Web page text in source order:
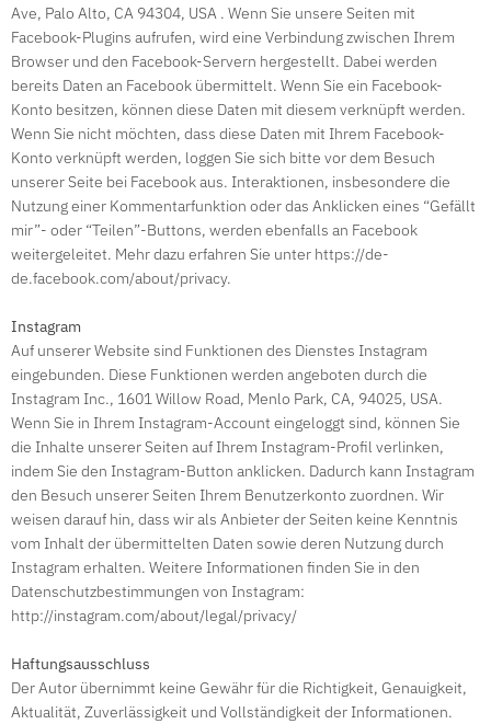
Ave, Palo Alto, CA 94304, USA . Wenn Sie unsere Seiten mit
Facebook-Plugins aufrufen, wird eine Verbindung zwischen Ihrem
Browser und den Facebook-Servern hergestellt. Dabei werden
bereits Daten an Facebook übermittelt. Wenn Sie ein Facebook-
Konto besitzen, können diese Daten mit diesem verknüpft werden.
Wenn Sie nicht möchten, dass diese Daten mit Ihrem Facebook-
Konto verknüpft werden, loggen Sie sich bitte vor dem Besuch
unserer Seite bei Facebook aus. Interaktionen, insbesondere die
Nutzung einer Kommentarfunktion oder das Anklicken eines “Gefällt
mir”- oder “Teilen”-Buttons, werden ebenfalls an Facebook
weitergeleitet. Mehr dazu erfahren Sie unter https://de-
de.facebook.com/about/privacy.
Instagram
Auf unserer Website sind Funktionen des Dienstes Instagram
eingebunden. Diese Funktionen werden angeboten durch die
Instagram Inc., 1601 Willow Road, Menlo Park, CA, 94025, USA.
Wenn Sie in Ihrem Instagram-Account eingeloggt sind, können Sie
die Inhalte unserer Seiten auf Ihrem Instagram-Profil verlinken,
indem Sie den Instagram-Button anklicken. Dadurch kann Instagram
den Besuch unserer Seiten Ihrem Benutzerkonto zuordnen. Wir
weisen darauf hin, dass wir als Anbieter der Seiten keine Kenntnis
vom Inhalt der übermittelten Daten sowie deren Nutzung durch
Instagram erhalten. Weitere Informationen finden Sie in den
Datenschutzbestimmungen von Instagram:
http://instagram.com/about/legal/privacy/
Haftungsausschluss
Der Autor übernimmt keine Gewähr für die Richtigkeit, Genauigkeit,
Aktualität, Zuverlässigkeit und Vollständigkeit der Informationen.